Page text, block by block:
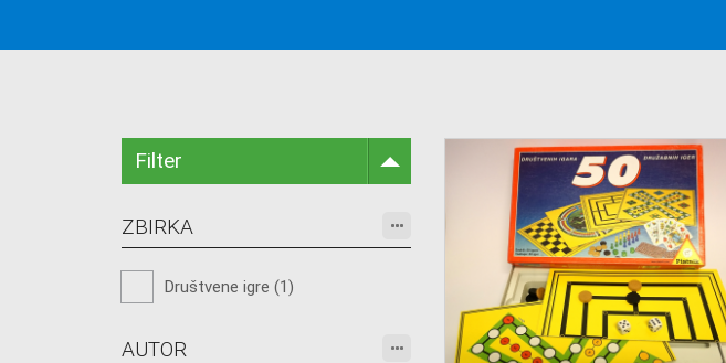
Filter
ZBIRKA
Društvene igre (1)
AUTOR